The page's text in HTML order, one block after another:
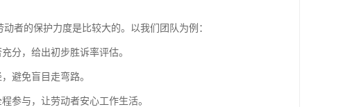
者的保护力度是比较大的。以我们团队为例：
分，给出初步胜诉率评估。
避免盲目走弯路。
参与，让劳动者安心工作生活。